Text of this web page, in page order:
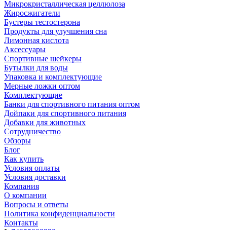
Микрокристаллическая целлюлоза
Жиросжигатели
Бустеры тестостерона
Продукты для улучшения сна
Лимонная кислота
Аксессуары
Спортивные шейкеры
Бутылки для воды
Упаковка и комплектующие
Мерные ложки оптом
Комплектующие
Банки для спортивного питания оптом
Дойпаки для спортивного питания
Добавки для животных
Сотрудничество
Обзоры
Блог
Как купить
Условия оплаты
Условия доставки
Компания
О компании
Вопросы и ответы
Политика конфиденциальности
Контакты